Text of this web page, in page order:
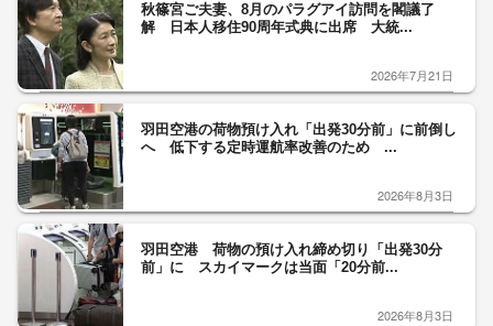
秋篠宮ご夫妻、8月のパラグアイ訪問を閣議了
解 日本人移住90周年式典に出席 大統...
2026年7月21日
羽田空港の荷物預け入れ「出発30分前」に前倒し
へ 低下する定時運航率改善のため ...
2026年8月3日
羽田空港 荷物の預け入れ締め切り「出発30分
前」に スカイマークは当面「20分前...
2026年8月3日